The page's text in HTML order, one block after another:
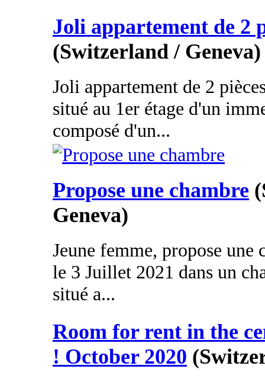
Joli appartement de 2
(Switzerland / Geneva)
Joli appartement de 2
situé au 1er étage d'un
composé d'un...
Propose une chambre
Geneva)
Jeune femme, propose une
le 3 Juillet 2021 dans un
situé a...
Room for rent in the
! October 2020